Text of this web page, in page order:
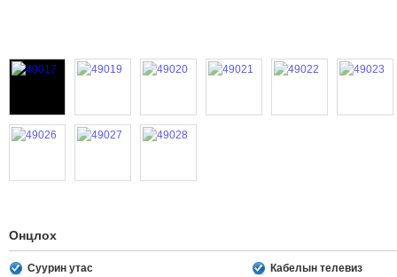
Онцлох
Суурин утас
Кабелын телевиз